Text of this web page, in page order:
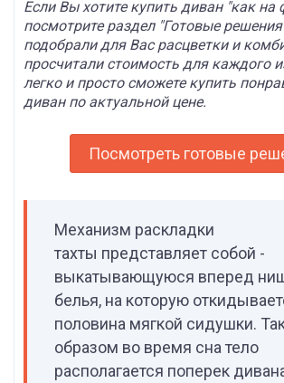
Если Вы хотите купить диван "как на
посмотрите раздел "Готовые
подобрали для Вас расцветки и
просчитали стоимость для каждого
легко и просто сможете купить
диван по актуальной цене.
Посмотреть готовые
Механизм раскладки
тахты представляет собой -
выкатывающуюся вперед
белья, на которую
половина мягкой сидушки.
образом во время сна тело
располагается поперек